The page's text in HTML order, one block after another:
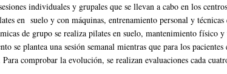
individuales y grupales que se llevan a cabo en los
en suelo y con máquinas, entrenamiento personal y
de grupo se realiza pilates en suelo, mantenimiento físico
se plantea una sesión semanal mientras que para los pacientes
Para comprobar la evolución, se realizan evaluaciones cada